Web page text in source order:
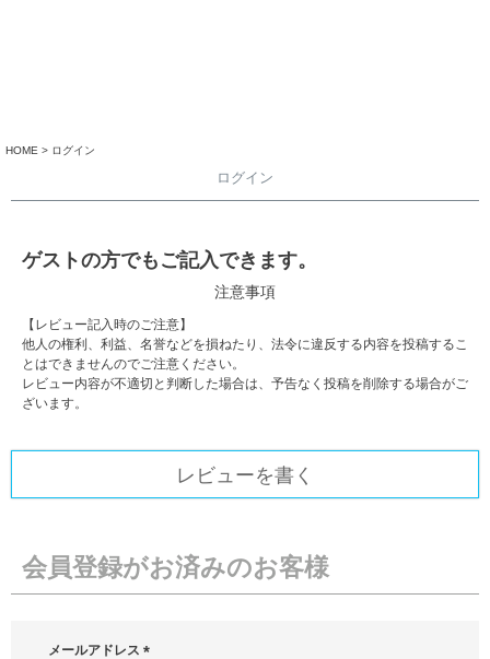
HOME ログイン
ログイン
ゲストの方でもご記入できます。
注意事項
【レビュー記入時のご注意】
他人の権利、利益、名誉などを損ねたり、法令に違反する内容を投稿するこ
とはできませんのでご注意ください。
レビュー内容が不適切と判断した場合は、予告なく投稿を削除する場合がご
ざいます。
レビューを書く
会員登録がお済みのお客様
メールアドレス